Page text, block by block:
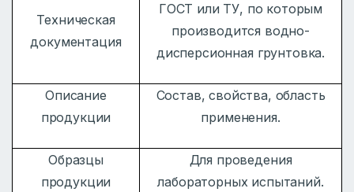
Техническая
документация
ГОСТ или ТУ, по которым
производится водно-
дисперсионная грунтовка.
Описание
продукции
Состав, свойства, область
применения.
Образцы
продукции
Для проведения
лабораторных испытаний.